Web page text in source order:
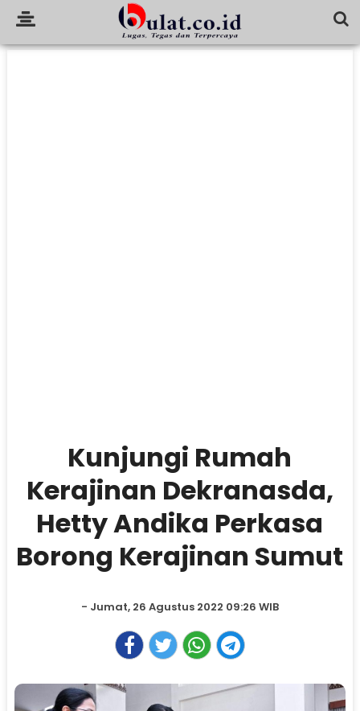
Kunjungi Rumah
Kerajinan Dekranasda,
Hetty Andika Perkasa
Borong Kerajinan Sumut
- Jumat, 26 Agustus 2022 09:26 WIB